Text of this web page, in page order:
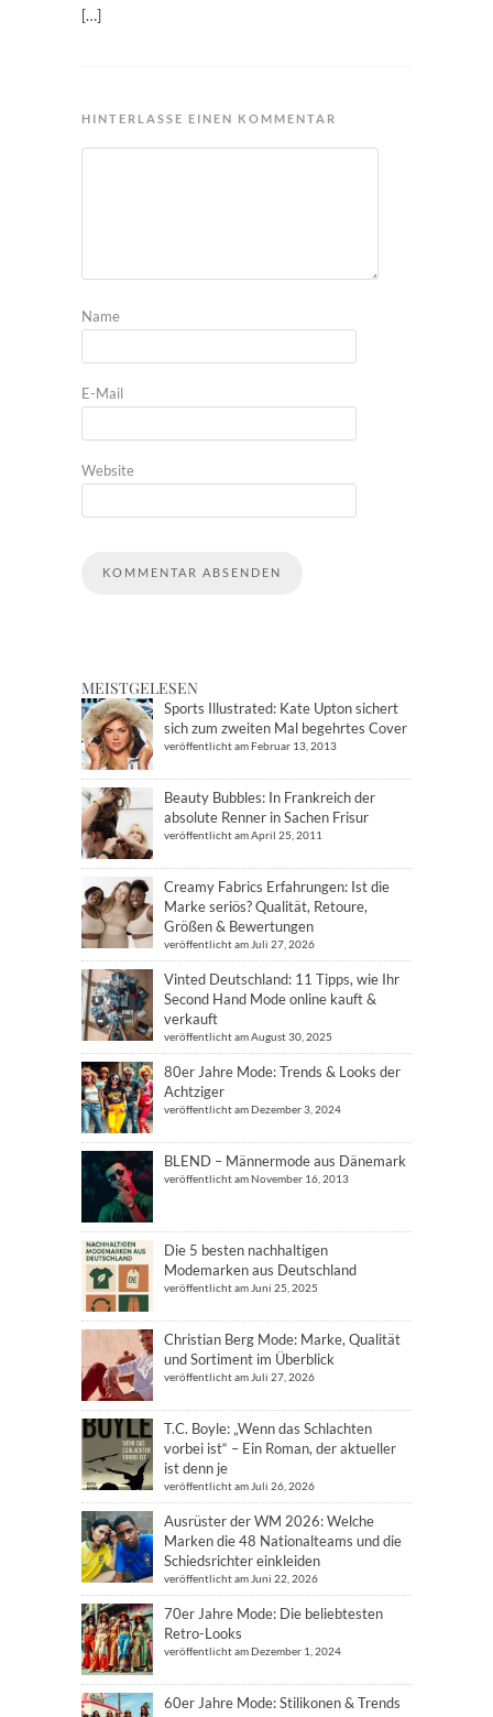
[…]
HINTERLASSE EINEN KOMMENTAR
Name
E-Mail
Website
MEISTGELESEN
Sports Illustrated: Kate Upton sichert
sich zum zweiten Mal begehrtes Cover
veröffentlicht am Februar 13, 2013
Beauty Bubbles: In Frankreich der
absolute Renner in Sachen Frisur
veröffentlicht am April 25, 2011
Creamy Fabrics Erfahrungen: Ist die
Marke seriös? Qualität, Retoure,
Größen & Bewertungen
veröffentlicht am Juli 27, 2026
Vinted Deutschland: 11 Tipps, wie Ihr
Second Hand Mode online kauft &
verkauft
veröffentlicht am August 30, 2025
80er Jahre Mode: Trends & Looks der
Achtziger
veröffentlicht am Dezember 3, 2024
BLEND – Männermode aus Dänemark
veröffentlicht am November 16, 2013
Die 5 besten nachhaltigen
Modemarken aus Deutschland
veröffentlicht am Juni 25, 2025
Christian Berg Mode: Marke, Qualität
und Sortiment im Überblick
veröffentlicht am Juli 27, 2026
T.C. Boyle: „Wenn das Schlachten
vorbei ist“ – Ein Roman, der aktueller
ist denn je
veröffentlicht am Juli 26, 2026
Ausrüster der WM 2026: Welche
Marken die 48 Nationalteams und die
Schiedsrichter einkleiden
veröffentlicht am Juni 22, 2026
70er Jahre Mode: Die beliebtesten
Retro-Looks
veröffentlicht am Dezember 1, 2024
60er Jahre Mode: Stilikonen & Trends